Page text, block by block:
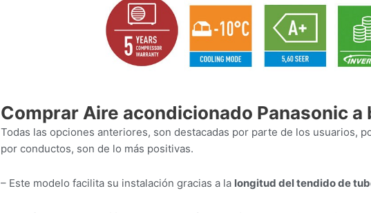
Comprar Aire acondicionado Panasonic
Todas las opciones anteriores, son destacadas por parte de los usuarios,
por conductos, son de lo más positivas.
– Este modelo facilita su instalación gracias a la longitud del tendido de